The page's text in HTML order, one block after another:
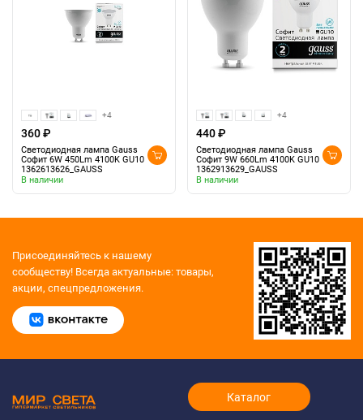
+4
360 ₽
Светодиодная лампа Gauss
Софит 6W 450Lm 4100K GU10
1362613626_GAUSS
В наличии
+4
440 ₽
Светодиодная лампа Gauss
Софит 9W 660Lm 4100K GU10
1362913629_GAUSS
В наличии
Присоединяйтесь к нашему
сообществу! Всегда актуальные: товары,
акции, спецпредложения.
Каталог